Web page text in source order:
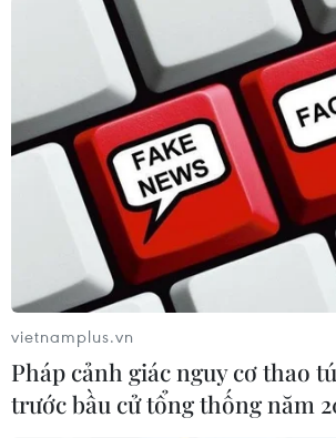
vietnamplus.vn
Pháp cảnh giác nguy cơ thao
trước bầu cử tổng thống năm